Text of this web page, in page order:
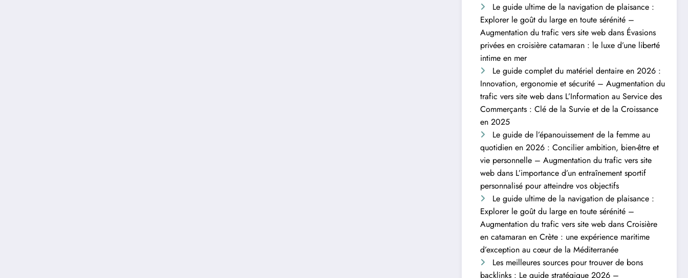
Le guide ultime de la navigation de plaisance :
Explorer le goût du large en toute sérénité –
Augmentation du trafic vers site web dans Évasions
privées en croisière catamaran : le luxe d’une liberté
intime en mer
Le guide complet du matériel dentaire en 2026 :
Innovation, ergonomie et sécurité – Augmentation du
trafic vers site web dans L’Information au Service des
Commerçants : Clé de la Survie et de la Croissance
en 2025
Le guide de l’épanouissement de la femme au
quotidien en 2026 : Concilier ambition, bien-être et
vie personnelle – Augmentation du trafic vers site
web dans L’importance d’un entraînement sportif
personnalisé pour atteindre vos objectifs
Le guide ultime de la navigation de plaisance :
Explorer le goût du large en toute sérénité –
Augmentation du trafic vers site web dansCroisière
en catamaran en Crète : une expérience maritime
d’exception au cœur de la Méditerranée
Les meilleures sources pour trouver de bons
backlinks : Le guide stratégique 2026 –